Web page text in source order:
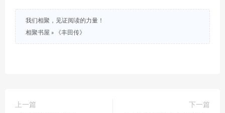
我们相聚，见证阅读的力量！
相聚书屋 » 《丰田传》
上一篇
下一篇